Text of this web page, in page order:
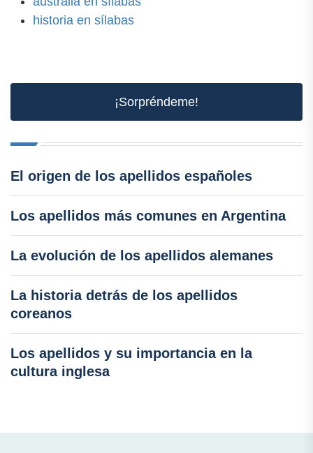
historia en sílabas
¡Sorpréndeme!
El origen de los apellidos españoles
Los apellidos más comunes en Argentina
La evolución de los apellidos alemanes
La historia detrás de los apellidos
coreanos
Los apellidos y su importancia en la
cultura inglesa